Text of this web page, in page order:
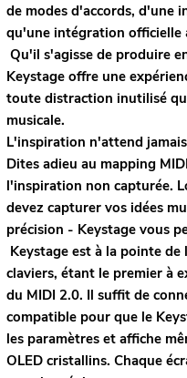
de modes d'accords, d'une
qu'une intégration officielle
Qu'il s'agisse de produire
Keystage offre une
toute distraction inutilisé
musicale.
L'inspiration n'attend jamais
Dites adieu au mapping
l'inspiration non capturée.
devez capturer vos idées
précision - Keystage vous
Keystage est à la pointe
claviers, étant le premier à
du MIDI 2.0. Il suffit de
compatible pour que le
les paramètres et affiche
OLED cristallins. Chaque